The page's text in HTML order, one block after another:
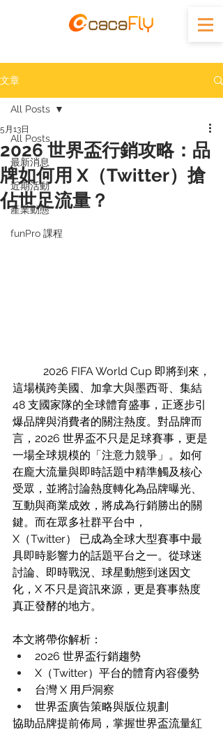
文章
All Posts
最新消息
近期活動
產業動態
funPro 課程
All Posts
2026 世界盃行銷攻略：品
牌如何用 X（Twitter）搶
佔世足流量？
5月13日
這場橫跨美國、加拿大與墨西哥、集結
48 支國家隊的全球體育盛事，正逐步引
爆品牌與消費者的關注熱度。對品牌而
言，2026 世界盃不只是足球賽事，更是
一場全球規模的「注意力競爭」。如何
在龐大流量與即時話題中精準觸及核心
受眾，並將討論熱度轉化為品牌曝光、
互動與商業成效，將成為行銷勝出的關
鍵。而在眾多社群平台中，
X（Twitter） 已成為全球大型賽事中最
具即時影響力的話題平台之一。從球迷
討論、即時戰況、球星動態到迷因文
化，X 不只是資訊來源，更是賽事熱度
真正發酵的地方。
本文將帶你解析：
2026 世界盃行銷趨勢
X（Twitter）平台的體育內容優勢
台灣 X 用戶洞察
世界盃廣告策略與版位規劃
協助品牌提前佈局，掌握世界盃流量紅